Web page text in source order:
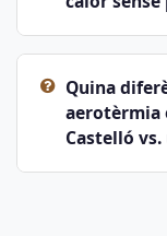
Quina
aerotèrmia
Castelló